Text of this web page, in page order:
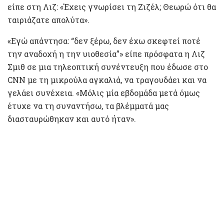
είπε στη Λιζ: «Έχεις γνωρίσει τη Ζιζέλ; Θεωρώ ότι θα
ταιριάζατε απολύτα».
«Εγώ απάντησα: “δεν ξέρω, δεν έχω σκεφτεί ποτέ
την αναδοχή η την υιοθεσία”» είπε πρόσφατα η Λιζ
Σμιθ σε μια τηλεοπτική συνέντευξη που έδωσε στο
CNN με τη μικρούλα αγκαλιά, να τραγουδάει και να
γελάει συνέχεια. «Μόλις μία εβδομάδα μετά όμως
έτυχε να τη συναντήσω, τα βλέμματά μας
διασταυρώθηκαν και αυτό ήταν».